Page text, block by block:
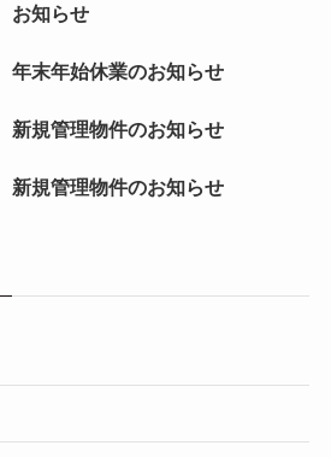
お知らせ
年末年始休業のお知らせ
新規管理物件のお知らせ
新規管理物件のお知らせ